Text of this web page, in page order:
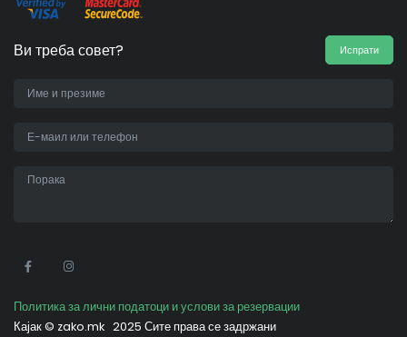
Ви треба совет? Испрати
Политика за лични податоци и услови за резервации
Кајак © zako.mk 2025 Сите права се задржани